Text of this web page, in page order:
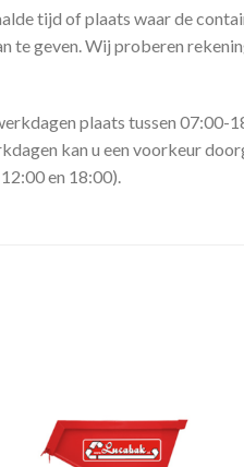
tijd of plaats waar de
te geven. Wij proberen
plaats tussen 07:00-
kan u een voorkeur
en 18:00).